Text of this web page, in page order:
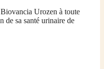
Urozen à toute
de sa santé urinaire de